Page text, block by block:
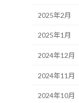
2025年2月
2025年1月
2024年12月
2024年11月
2024年10月